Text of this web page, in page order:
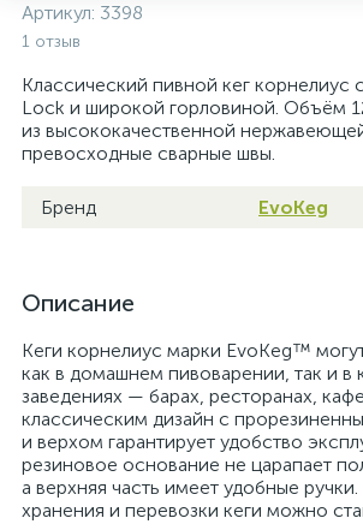
Артикул: 3398
1 отзыв
Классический пивной кег корнелиус
Lock и широкой горловиной. Объём
из высококачественной
превосходные сварные швы.
Бренд EvoKeg
Описание
Кеги корнелиус марки EvoKeg™
как в домашнем пивоварении, так и в
заведениях — барах, ресторанах,
классическим дизайн с
и верхом гарантирует удобство
резиновое основание не царапает
а верхняя часть имеет удобные
хранения и перевозки кеги можно